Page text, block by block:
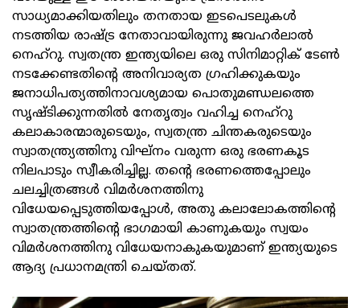
സാധ്യമാക്കിയതിലും തനതായ ഇടപെടലുകള്‍
നടത്തിയ രാഷ്ട്ര നേതാവായിരുന്നു ജവഹര്‍ലാല്‍
നെഹ്റു. സ്വതന്ത്ര ഇന്ത്യയിലെ ഒരു സിനിമാറ്റിക് ടേണ്‍
നടക്കേണ്ടതിന്റെ അനിവാര്യത ഗ്രഹിക്കുകയും
ജനാധിപത്യത്തിനാവശ്യമായ പൊതുമണ്ഡലത്തെ
സൃഷ്ടിക്കുന്നതില്‍ നേതൃത്വം വഹിച്ച നെഹ്റു
കലാകാരന്മാരുടെയും, സ്വതന്ത്ര ചിന്തകരുടെയും
സ്വാതന്ത്ര്യത്തിനു വിഘ്നം വരുന്ന ഒരു ഭരണകൂട
നിലപാടും സ്വീകരിച്ചില്ല. തന്റെ ഭരണത്തെപ്പോലും
ചലച്ചിത്രങ്ങള്‍ വിമര്‍ശനത്തിനു
വിധേയപ്പെടുത്തിയപ്പോള്‍, അതു കലാലോകത്തിന്റെ
സ്വാതന്ത്രത്തിന്റെ ഭാഗമായി കാണുകയും സ്വയം
വിമര്‍ശനത്തിനു വിധേയനാകുകയുമാണ് ഇന്ത്യയുടെ
ആദ്യ പ്രധാനമന്ത്രി ചെയ്തത്.